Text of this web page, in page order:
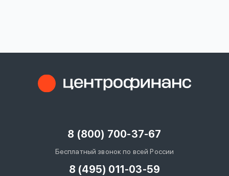
8 (800) 700-37-67
Бесплатный звонок по всей России
8 (495) 011-03-59
Войти под другим номером